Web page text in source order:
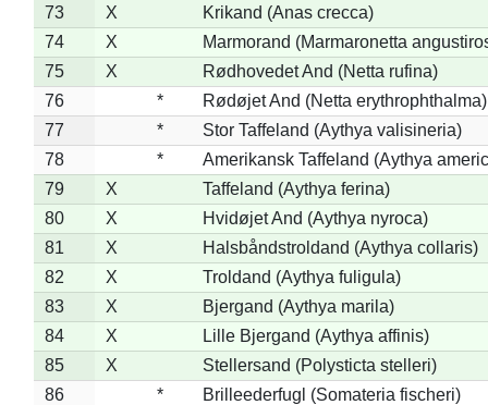
73
X
Krikand (Anas crecca)
74
X
Marmorand (Marmaronetta
75
X
Rødhovedet And (Netta rufina)
76
*
Rødøjet And (Netta erythrophthalma)
77
*
Stor Taffeland (Aythya valisineria)
78
*
Amerikansk Taffeland (Aythya
79
X
Taffeland (Aythya ferina)
80
X
Hvidøjet And (Aythya nyroca)
81
X
Halsbåndstroldand (Aythya collaris)
82
X
Troldand (Aythya fuligula)
83
X
Bjergand (Aythya marila)
84
X
Lille Bjergand (Aythya affinis)
85
X
Stellersand (Polysticta stelleri)
86
*
Brilleederfugl (Somateria fischeri)